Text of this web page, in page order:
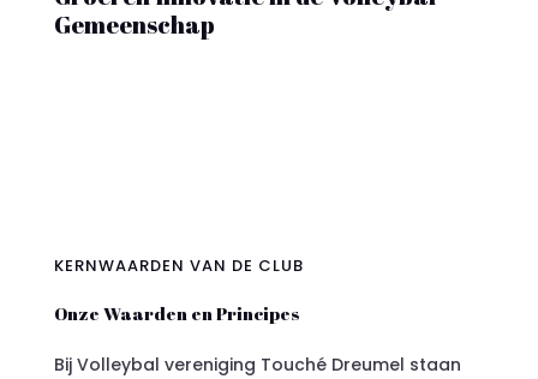
Gemeenschap
KERNWAARDEN VAN DE CLUB
Onze Waarden en Principes
Bij Volleybal vereniging Touché Dreumel staan